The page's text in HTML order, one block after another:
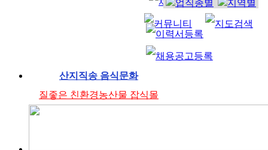
산지직송 음식문화
질좋은 친환경농산물 잡식몰